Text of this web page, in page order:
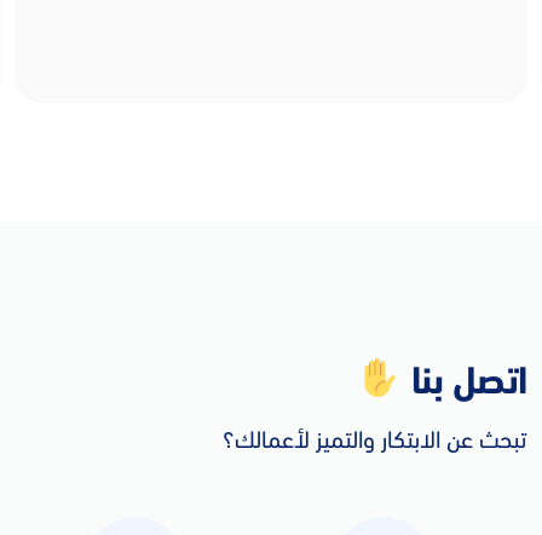
اتصل بنا
تبحث عن الابتكار والتميز لأعمالك؟